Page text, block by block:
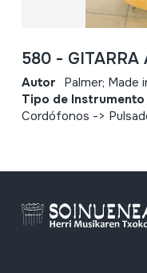
580 - GITARRA
Autor Palmer; Made
Tipo de Instrumento
Cordófonos ->